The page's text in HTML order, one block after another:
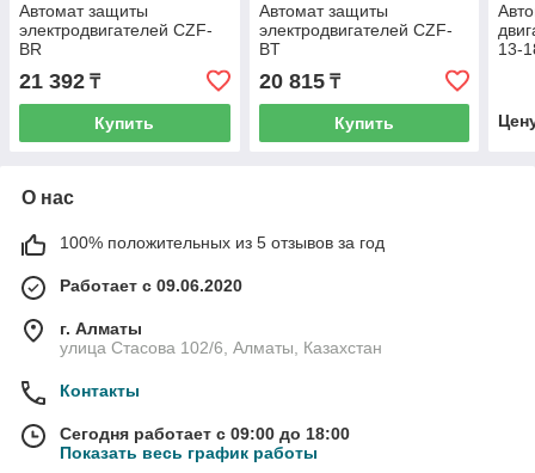
Автомат защиты
электродвигателей CZF-
BR
21 392 ₸
Купить
Автомат защиты
электродвигателей CZF-
BT
20 815₸
Купить
13-
О нас
100% положительных из 5 отзывов за год
Работает с 09.06.2020
г. Алматы
улица Стасова 102/6, Алматы, Казахстан
Контакты
Сегодня работает с 09:00 до 18:00
Показать весь график работы